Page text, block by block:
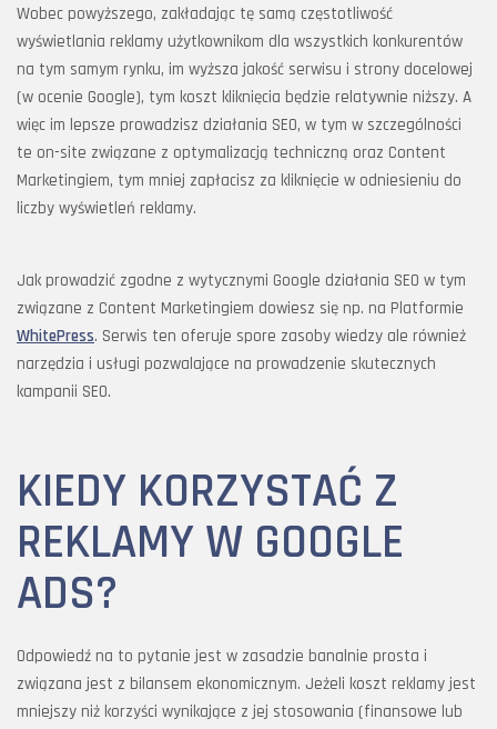
Wobec powyższego, zakładając tę samą częstotliwość
wyświetlania reklamy użytkownikom dla wszystkich konkurentów
na tym samym rynku, im wyższa jakość serwisu i strony docelowej
(w ocenie Google), tym koszt kliknięcia będzie relatywnie niższy. A
więc im lepsze prowadzisz działania SEO, w tym w szczególności
te on-site związane z optymalizacją techniczną oraz Content
Marketingiem, tym mniej zapłacisz za kliknięcie w odniesieniu do
liczby wyświetleń reklamy.
Jak prowadzić zgodne z wytycznymi Google działania SEO w tym
związane z Content Marketingiem dowiesz się np. na Platformie
WhitePress. Serwis ten oferuje spore zasoby wiedzy ale również
narzędzia i usługi pozwalające na prowadzenie skutecznych
kampanii SEO.
KIEDY KORZYSTAĆ Z
REKLAMY W GOOGLE
ADS?
Odpowiedź na to pytanie jest w zasadzie banalnie prosta i
związana jest z bilansem ekonomicznym. Jeżeli koszt reklamy jest
mniejszy niż korzyści wynikające z jej stosowania (finansowe lub